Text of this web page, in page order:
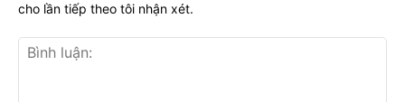
cho lần tiếp theo tôi nhận xét.